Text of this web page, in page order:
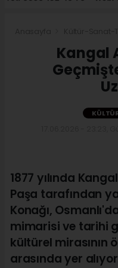
Kangal
1877 yılında
Paşa tarafından
Konağı,
mimarisi ve tarihi
kültürel mirasının
arasında yer